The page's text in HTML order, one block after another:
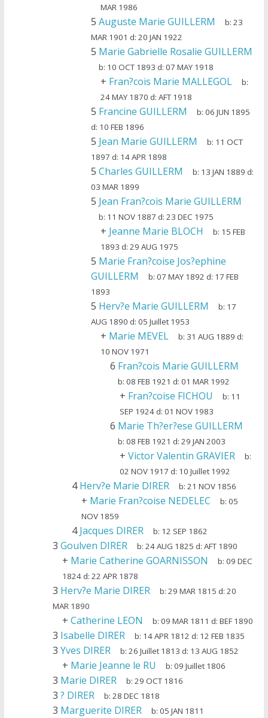
MAR 1986
5 Auguste Marie GUILLERM b:23
MAR 1901 d: 20 JAN 1922
5 Marie Gabrielle Rosalie GUILLERM
b: 10 OCT 1893 d:07 MAY 1918
+ Fran?cois Marie MALLEGOL
b:
24 MAY 1870 d: AFT 1918
5 Francine GUILLERM b:06 JUN 1895
d: 10 FEB 1896
5 Jean Marie GUILLERM b: 11 OCT
1897 d: 14 APR 1898
5 Charles GUILLERM b: 13 JAN 1889 d:
03 MAR 1899
5 Jean Fran?cois Marie GUILLERM
b: 11 NOV 1887 d:23 DEC 1975
+ Jeanne Marie BLOCH b: 15 FEB
1893 d: 29 AUG 1975
5 Marie Fran?coise Jos?ephine
GUILLERM
b:07 MAY 1892 d: 17 FEB
1893
5 Herv?e Marie GUILLERM b: 17
AUG 1890 d: 05 Juillet 1953
+ Marie MEVEL b: 31 AUG 1889 d:
10 NOV 1971
6 Fran?cois Marie GUILLERM
b:08 FEB 1921 d:01 MAR 1992
+ Fran?coise FICHOU b: 11
SEP 1924d: 01 NOV 1983
6 Marie Th?er?ese GUILLERM
b:08 FEB 1921 d:29 JAN 2003
+ Victor Valentin GRAVIER
b:
02 NOV 1917 d: 10 Juillet 1992
4Herv?e Marie DIRER b:21 NOV 1856
+ Marie Fran?coise NEDELEC b:05
NOV 1859
4Jacques DIRER b: 12 SEP 1862
3 Goulven DIRER b:24 AUG 1825 d:AFT 1890
+ Marie Catherine GOARNISSON b:09 DEC
1824d: 22 APR 1878
3 Herv?e Marie DIRER b:29 MAR 1815 d:20
MAR 1890
+ Catherine LEON b:09 MAR 1811 d:BEF 1890
3 Isabelle DIRER b: 14 APR 1812 d: 12 FEB 1835
3 Yves DIRER b:26 Juillet 1813 d: 13 AUG 1852
+ Marie Jeanne le RU b:09 Juillet 1806
3 Marie DIRER b:29 OCT 1816
3 ? DIRER b:28 DEC 1818
3 Marguerite DIRER b:05 JAN 1811